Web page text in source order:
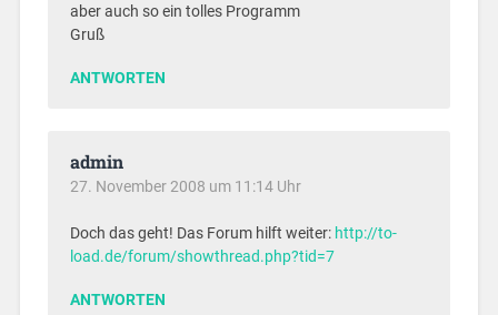
aber auch so ein tolles Programm
Gruß
ANTWORTEN
admin
27. November 2008 um 11:14 Uhr
Doch das geht! Das Forum hilft weiter: http://to-
load.de/forum/showthread.php?tid=7
ANTWORTEN